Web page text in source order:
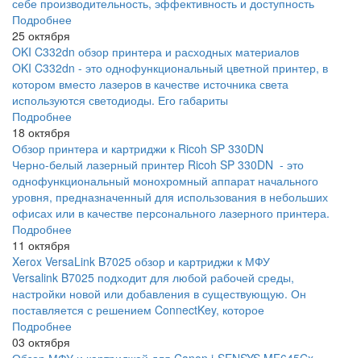
Подробнее
25 октября
OKI C332dn обзор принтера и расходных материалов
OKI C332dn - это однофункциональный цветной принтер, в
котором вместо лазеров в качестве источника света
используются светодиоды. Его габариты
Подробнее
18 октября
Обзор принтера и картриджи к Ricoh SP 330DN
Черно-белый лазерный принтер Ricoh SP 330DN - это
однофункциональный монохромный аппарат начального
уровня, предназначенный для использования в небольших
офисах или в качестве персонального лазерного принтера.
Подробнее
11 октября
Xerox VersaLink B7025 обзор и картриджи к МФУ
Versalink B7025 подходит для любой рабочей среды,
настройки новой или добавления в существующую. Он
поставляется с решением ConnectKey, которое
Подробнее
03 октября